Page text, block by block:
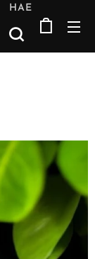
HAE